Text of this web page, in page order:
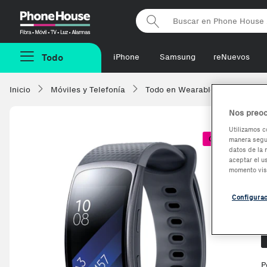
Phonehouse
Todo iPhone Samsung reNuevos
Inicio Móviles y Telefonía Todo en Wearables
Coste + 1€
Nos
Utilizamos
manera
datos de la
aceptar el
momento